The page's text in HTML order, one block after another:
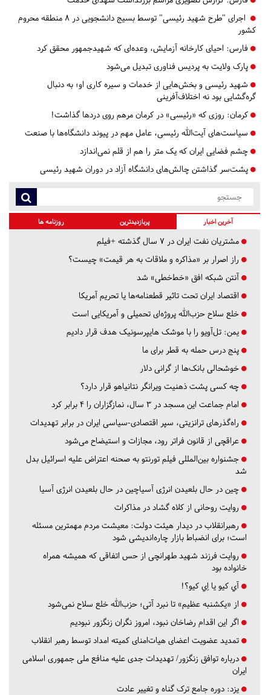
اجرای "طرح شهید رئیسی" توسط بسیج دانشجویی در ۸ منطقه محروم
کشور
فارس: احیای کارخانه آزمایش، وعده‌ای که شهیدجمهور محقق کرد
پارک ولایت به پردیس فناوری تبدیل می‌شود
شهید رئیسی و بخش‌هایی از خدمات و سیره کاری او؛ به دنبال
گره‌گشایی بود نه اختلاف‌آفرینی
کرمان: روزی که «رئیسی» در کرمان مرهم روی دردها گذاشت!
سیاست‌های آیت‌الله رئیسی، عامل مهم در پیوند دانشگاه‌ها با صنعت
چشم فضایی ایران که یک متر را هم از قلم نمی‌اندازد
پشت‌سر گذاشتن چالش‌های دانشگاه آزاد در دوران شهید رئیسی
آخرین اخبار پربازدیدترین روزنامه ها
مشتریان نفت ایران در ۷ سال گذشته +فیلم
راز اصرار بر «مذاکره و ملاقات به هر قیمت» چیست؟
آنتن شبکه افق «خط‌خطی» شد
اقتصاد ایران تحت تاثیر قطعنامه‌ها یا تحریم‌ آمریکا
خلع سلاح حزب‌الله پروژه‌ای تحمیلی و آمریکایی است
یمن: تل‌آویو را با موشک هایپرسونیک هدف قرار دادیم
پنج درس‌ حمله به قطر برای ما
خوشحالی بانک‌ها از گرانی دلار
چه کسی پشت ذهنیت ویرانگر نتانیاهو قرار دارد؟
امام جماعت این مسجد در ۳ سال، نمازگزاران را ۴ برابر کرد
راه‌گذرهای ترانزیتی، سپر اقتصادی-سیاسی ایران در برابر تهدیدات
عراقچی از قانون فراتر رود، مجازات و استیضاح می‌شود
جشنواره بین‌المللی فیلم تورنتو به صحنه اعتراض علیه اسرائیل بدل
شد
چین در حال بلعیدن انرژی آسیاچین در حال بلعیدن انرژی آسیا
روایت روحانی از کلاه گشاد در مذاکرات
رهبرانقلاب در دیدار هیئت دولت: معیشت مردم مهمترین مسئله
است؛ برای انضباط بازار چاره‌اندیشی شود
روایت فرزند شهید طهرانچی از حس اتفاقی که همیشه همراه
خانواده بود
آي كيو يا اِي كيو؟!
از «یکشنبه عظیم» تا نبرد آتی؛ حزب‌الله خلع سلاح نمی‌شود
اگر این اقدام رضاخان نبود، امروز نگران زنگزور نبودیم
تمدید عضویت اعضای هیات‌امنای کمیته امداد توسط رهبر انقلاب
درباره توافق زنگزور/ تهدیدات جدی علیه منافع ملی جمهوری اسلامی
ایران
یزد: دوره جامع ترک گناه و تغییر عادت